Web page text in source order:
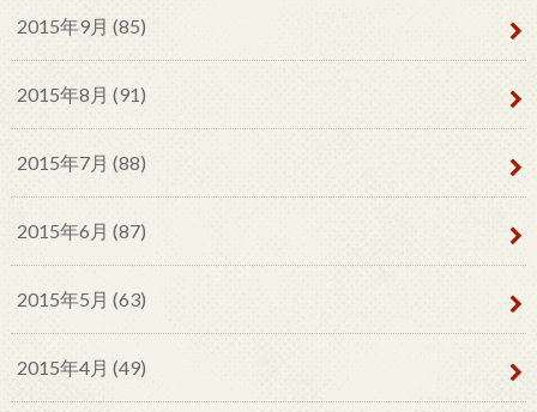
2015年9月 (85)
2015年8月 (91)
2015年7月 (88)
2015年6月 (87)
2015年5月 (63)
2015年4月 (49)